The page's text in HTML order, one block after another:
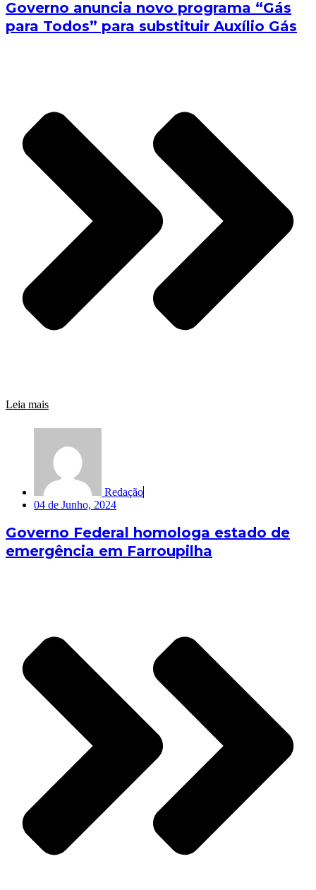
Governo anuncia novo programa “Gás
para Todos” para substituir Auxílio Gás
Leia mais
Redação
04 de Junho, 2024
Governo Federal homologa estado de
emergência em Farroupilha